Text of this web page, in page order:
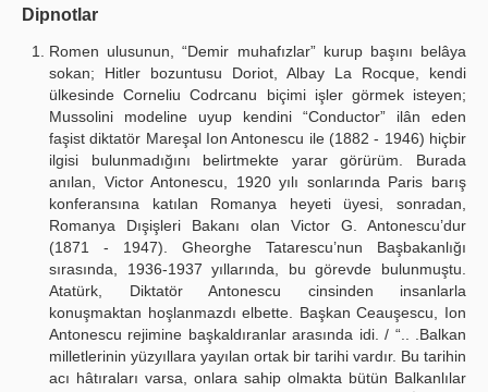
Dipnotlar
Romen ulusunun, “Demir muhafızlar” kurup başını belâya
sokan; Hitler bozuntusu Doriot, Albay La Rocque, kendi
ülkesinde Corneliu Codrcanu biçimi işler görmek isteyen;
Mussolini modeline uyup kendini “Conductor” ilân eden
faşist diktatör Mareşal Ion Antonescu ile (1882 - 1946) hiçbir
ilgisi bulunmadığını belirtmekte yarar görürüm. Burada
anılan, Victor Antonescu, 1920 yılı sonlarında Paris barış
konferansına katılan Romanya heyeti üyesi, sonradan,
Romanya Dışişleri Bakanı olan Victor G. Antonescu’dur
(1871 - 1947). Gheorghe Tatarescu’nun Başbakanlığı
sırasında, 1936-1937 yıllarında, bu görevde bulunmuştu.
Atatürk, Diktatör Antonescu cinsinden insanlarla
konuşmaktan hoşlanmazdı elbette. Başkan Ceauşescu, Ion
Antonescu rejimine başkaldıranlar arasında idi. / “.. .Balkan
milletlerinin yüzyıllara yayılan ortak bir tarihi vardır. Bu tarihin
acı hâtıraları varsa, onlara sahip olmakta bütün Balkanlılar